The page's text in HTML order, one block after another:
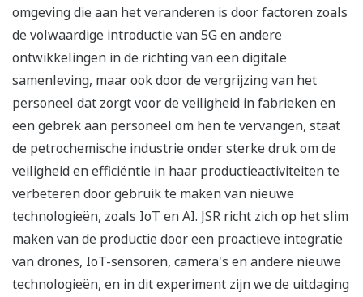
omgeving die aan het veranderen is door factoren zoals
de volwaardige introductie van 5G en andere
ontwikkelingen in de richting van een digitale
samenleving, maar ook door de vergrijzing van het
personeel dat zorgt voor de veiligheid in fabrieken en
een gebrek aan personeel om hen te vervangen, staat
de petrochemische industrie onder sterke druk om de
veiligheid en efficiëntie in haar productieactiviteiten te
verbeteren door gebruik te maken van nieuwe
technologieën, zoals IoT en AI. JSR richt zich op het slim
maken van de productie door een proactieve integratie
van drones, IoT-sensoren, camera's en andere nieuwe
technologieën, en in dit experiment zijn we de uitdaging